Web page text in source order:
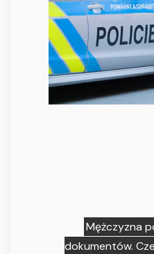
Mężczyzna
dokumentów.